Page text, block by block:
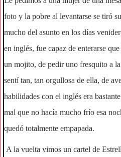
foto y la pobre al levantarse se tiró
mucho del asunto en los días
en inglés, fue capaz de enterarse
un mojito, de pedir uno fresquito a
sentí tan, tan orgullosa de ella, de
habilidades con el inglés era
mal que no hacía mucho frío esa
quedó totalmente empapada.
A la vuelta vimos un cartel de